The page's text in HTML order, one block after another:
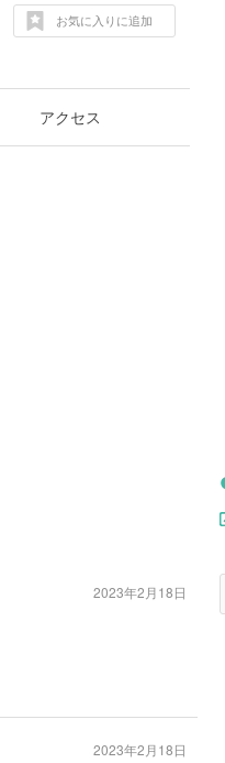
お気に入りに追加
アクセス
2023年2月18日
2023年2月18日